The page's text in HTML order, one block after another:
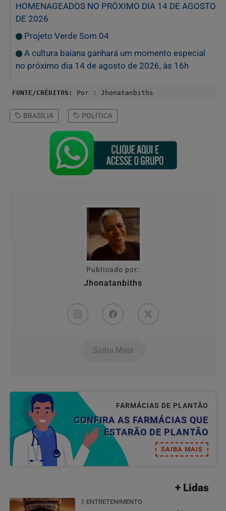
HOMENAGEADOS NO PRÓXIMO DIA 14 DE AGOSTO
DE 2026
Projeto Verde Som 04
A cultura baiana ganhará um momento especial
no próximo dia 14 de agosto de 2026, às 16h
FONTE/CRÉDITOS: Por : Jhonatanbiths
BRASÍLIA POLÍTICA
Publicado por:
Jhonatanbiths
Saiba Mais
FARMÁCIAS DE PLANTÃO
CONFIRA AS FARMÁCIAS QUE
ESTARÃO DE PLANTÃO
SAIBA MAIS
+ Lidas
ENTRETENIMENTO